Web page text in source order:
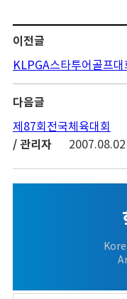
이전글
KLPGA스타투어골프대
다음글
제87회전국체육대회
/ 관리자 2007.08.02